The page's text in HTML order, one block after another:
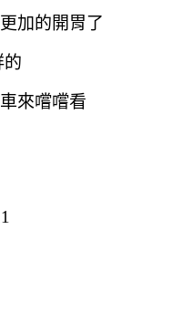
加的開胃了
的
來嚐嚐看